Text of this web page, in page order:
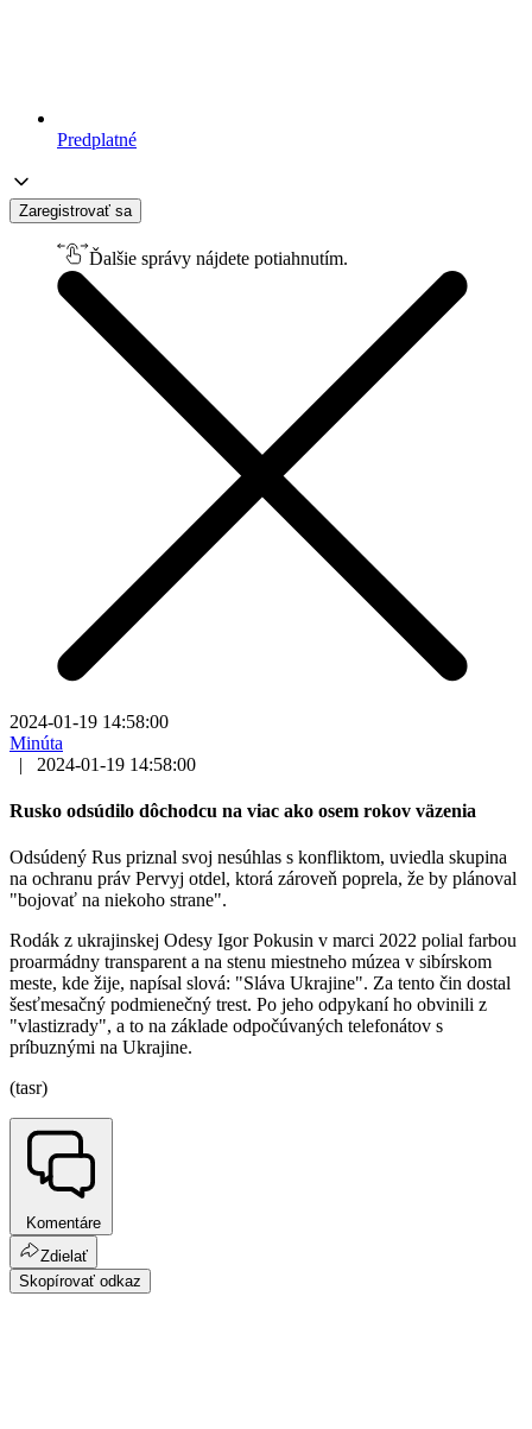
Predplatné
Zaregistrovať sa
Ďalšie správy nájdete potiahnutím.
2024-01-19 14:58:00
Minúta
|
2024-01-19 14:58:00
Rusko odsúdilo dôchodcu na viac ako osem rokov väzenia
Odsúdený Rus priznal svoj nesúhlas s konfliktom, uviedla skupina
na ochranu práv Pervyj otdel, ktorá zároveň poprela, že by plánoval
"bojovať na niekoho strane".
Rodák z ukrajinskej Odesy Igor Pokusin v marci 2022 polial farbou
proarmádny transparent a na stenu miestneho múzea v sibírskom
meste, kde žije, napísal slová: "Sláva Ukrajine". Za tento čin dostal
šesťmesačný podmienečný trest. Po jeho odpykaní ho obvinili z
"vlastizrady", a to na základe odpočúvaných telefonátov s
príbuznými na Ukrajine.
(tasr)
Komentáre
Zdielať
Skopírovať odkaz